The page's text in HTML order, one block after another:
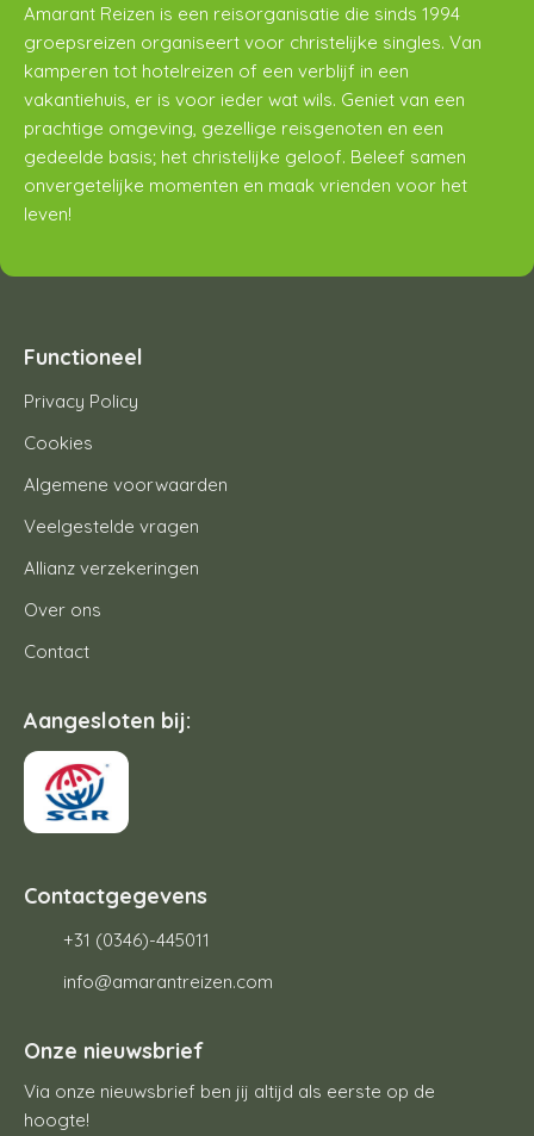
Amarant Reizen is een reisorganisatie die sinds 1994
groepsreizen organiseert voor christelijke singles. Van
kamperen tot hotelreizen of een verblijf in een
vakantiehuis, er is voor ieder wat wils. Geniet van een
prachtige omgeving, gezellige reisgenoten en een
gedeelde basis; het christelijke geloof. Beleef samen
onvergetelijke momenten en maak vrienden voor het
leven!
Functioneel
Privacy Policy
Cookies
Algemene voorwaarden
Veelgestelde vragen
Allianz verzekeringen
Over ons
Contact
Aangesloten bij:
Contactgegevens
+31 (0346)-445011
info@amarantreizen.com
Onze nieuwsbrief
Via onze nieuwsbrief ben jij altijd als eerste op de
hoogte!